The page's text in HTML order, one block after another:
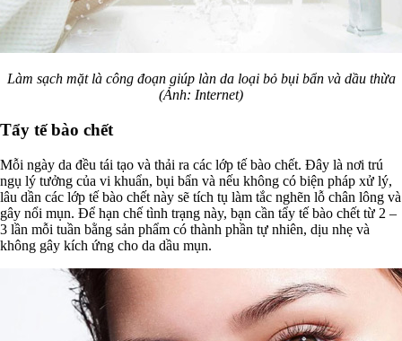
Làm sạch mặt là công đoạn giúp làn da loại bỏ bụi bẩn và dầu thừa
(Ảnh: Internet)
Tẩy tế bào chết
Mỗi ngày da đều tái tạo và thải ra các lớp tế bào chết. Đây là nơi trú
ngụ lý tưởng của vi khuẩn, bụi bẩn và nếu không có biện pháp xử lý,
lâu dần các lớp tế bào chết này sẽ tích tụ làm tắc nghẽn lỗ chân lông và
gây nổi mụn. Để hạn chế tình trạng này, bạn cần tẩy tế bào chết từ 2 –
3 lần mỗi tuần bằng sản phẩm có thành phần tự nhiên, dịu nhẹ và
không gây kích ứng cho da dầu mụn.